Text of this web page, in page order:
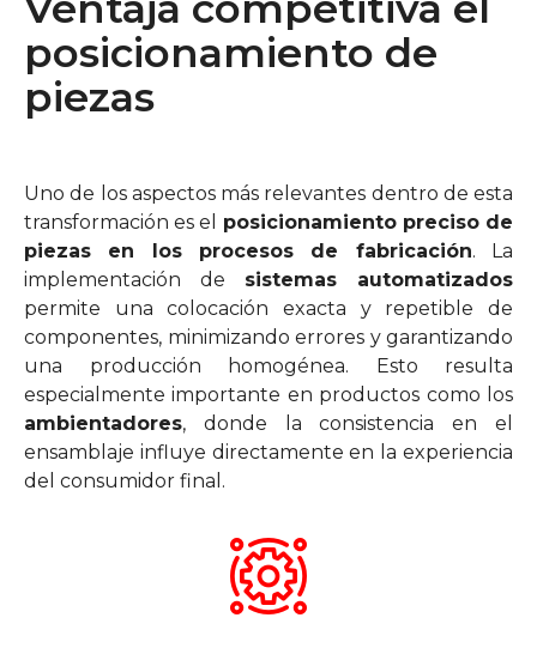
posicionamiento de
piezas
Uno de los aspectos más relevantes dentro de esta
transformación es el
posicionamiento preciso de
piezas en los procesos de fabricación. La
implementación de sistemas automatizados
permite una colocación exacta y repetible de
componentes, minimizando errores y garantizando
una producción homogénea. Esto resulta
especialmente importante en productos como los
ambientadores, donde la consistencia en el
ensamblaje influye directamente en la experiencia
del consumidor final.